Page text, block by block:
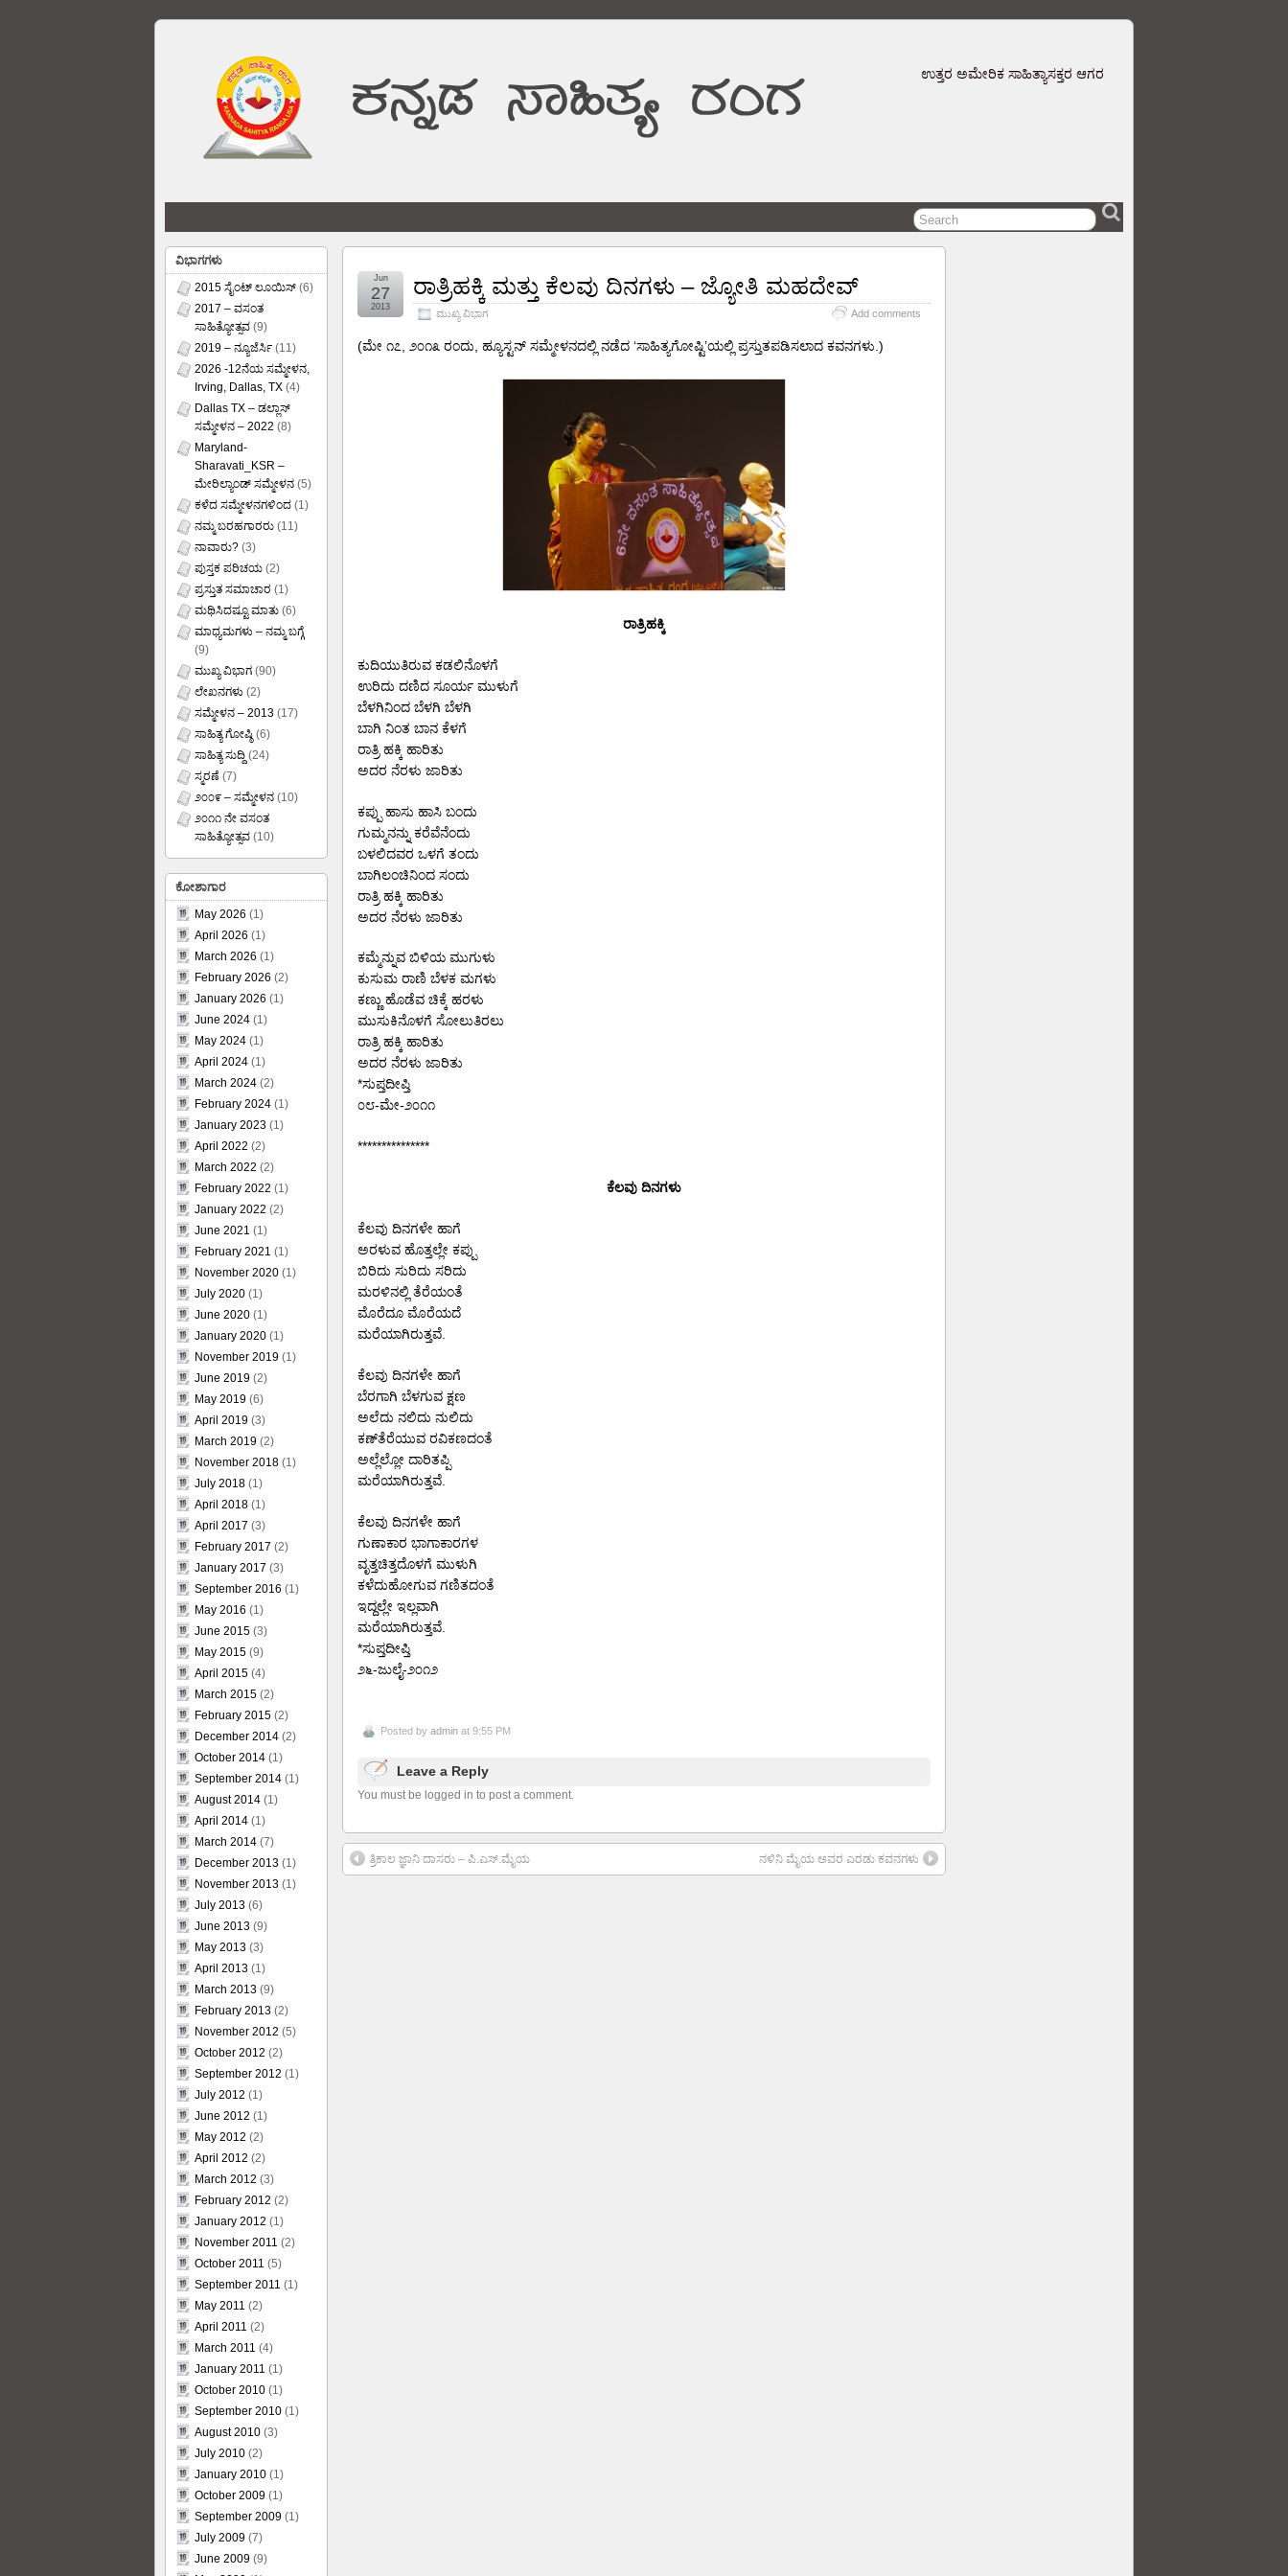
ಉತ್ತರ ಅಮೇರಿಕ ಸಾಹಿತ್ಯಾಸಕ್ತರ ಆಗರ
ರಾತ್ರಿಹಕ್ಕಿ ಮತ್ತು ಕೆಲವು ದಿನಗಳು – ಜ್ಯೋತಿ ಮಹದೇವ್
ಮುಖ್ಯ ವಿಭಾಗ Add comments
Jun
27
2013
(ಮೇ ೧೭, ೨೦೧೩ ರಂದು, ಹ್ಯೂಸ್ಟನ್ ಸಮ್ಮೇಳನದಲ್ಲಿ ನಡೆದ ‘ಸಾಹಿತ್ಯಗೋಷ್ಟಿ’ಯಲ್ಲಿ ಪ್ರಸ್ತುತಪಡಿಸಲಾದ ಕವನಗಳು.)
ರಾತ್ರಿಹಕ್ಕಿ
ಕುದಿಯುತಿರುವ ಕಡಲಿನೊಳಗೆ
ಉರಿದು ದಣಿದ ಸೂರ್ಯ ಮುಳುಗೆ
ಬೆಳಗಿನಿಂದ ಬೆಳಗಿ ಬೆಳಗಿ
ಬಾಗಿ ನಿಂತ ಬಾನ ಕೆಳಗೆ
ರಾತ್ರಿ ಹಕ್ಕಿ ಹಾರಿತು
ಅದರ ನೆರಳು ಜಾರಿತು
ಕಪ್ಪು ಹಾಸು ಹಾಸಿ ಬಂದು
ಗುಮ್ಮನನ್ನು ಕರೆವೆನೆಂದು
ಬಳಲಿದವರ ಒಳಗೆ ತಂದು
ಬಾಗಿಲಂಚಿನಿಂದ ಸಂದು
ರಾತ್ರಿ ಹಕ್ಕಿ ಹಾರಿತು
ಅದರ ನೆರಳು ಜಾರಿತು
ಕಮ್ಮೆನ್ನುವ ಬಿಳಿಯ ಮುಗುಳು
ಕುಸುಮ ರಾಣಿ ಬೆಳಕ ಮಗಳು
ಕಣ್ಣು ಹೊಡೆವ ಚಿಕ್ಕೆ ಹರಳು
ಮುಸುಕಿನೊಳಗೆ ಸೋಲುತಿರಲು
ರಾತ್ರಿ ಹಕ್ಕಿ ಹಾರಿತು
ಅದರ ನೆರಳು ಜಾರಿತು
*ಸುಪ್ತದೀಪ್ತಿ
೦೮-ಮೇ-೨೦೧೧
***************
ಕೆಲವು ದಿನಗಳು
ಕೆಲವು ದಿನಗಳೇ ಹಾಗೆ
ಅರಳುವ ಹೊತ್ತಲ್ಲೇ ಕಪ್ಪು
ಬಿರಿದು ಸುರಿದು ಸರಿದು
ಮರಳಿನಲ್ಲಿ ತೆರೆಯಂತೆ
ಮೊರೆದೂ ಮೊರೆಯದೆ
ಮರೆಯಾಗಿರುತ್ತವೆ.
ಕೆಲವು ದಿನಗಳೇ ಹಾಗೆ
ಬೆರಗಾಗಿ ಬೆಳಗುವ ಕ್ಷಣ
ಅಲೆದು ನಲಿದು ನುಲಿದು
ಕಣ್‌ತೆರೆಯುವ ರವಿಕಣದಂತೆ
ಅಲ್ಲೆಲ್ಲೋ ದಾರಿತಪ್ಪಿ
ಮರೆಯಾಗಿರುತ್ತವೆ.
ಕೆಲವು ದಿನಗಳೇ ಹಾಗೆ
ಗುಣಾಕಾರ ಭಾಗಾಕಾರಗಳ
ವೃತ್ತಚಿತ್ತದೊಳಗೆ ಮುಳುಗಿ
ಕಳೆದುಹೋಗುವ ಗಣಿತದಂತೆ
ಇದ್ದಲ್ಲೇ ಇಲ್ಲವಾಗಿ
ಮರೆಯಾಗಿರುತ್ತವೆ.
*ಸುಪ್ತದೀಪ್ತಿ
೨೬-ಜುಲೈ-೨೦೧೨
Posted by admin at 9:55 PM
Leave a Reply
You must be logged in to post a comment.
ತ್ರಿಕಾಲ ಜ್ಞಾನಿ ದಾಸರು – ಪಿ.ಎಸ್.ಮೈಯ ನಳಿನಿ ಮೈಯ ಅವರ ಎರಡು ಕವನಗಳು
ವಿಭಾಗಗಳು
2015 ಸೈಂಟ್ ಲೂಯಿಸ್ (6)
2017 – ವಸಂತ
ಸಾಹಿತ್ಯೋತ್ಸವ (9)
2019 – ನ್ಯೂಜೆರ್ಸಿ (11)
2026 -12ನೆಯ ಸಮ್ಮೇಳನ,
Irving, Dallas, TX (4)
Dallas TX – ಡಲ್ಲಾಸ್
ಸಮ್ಮೇಳನ – 2022 (8)
Maryland-
Sharavati_KSR –
ಮೇರಿಲ್ಯಾಂಡ್ ಸಮ್ಮೇಳನ (5)
ಕಳೆದ ಸಮ್ಮೇಳನಗಳಿಂದ (1)
ನಮ್ಮ ಬರಹಗಾರರು (11)
ನಾವಾರು? (3)
ಪುಸ್ತಕ ಪರಿಚಯ (2)
ಪ್ರಸ್ತುತ ಸಮಾಚಾರ (1)
ಮಥಿಸಿದಷ್ಟೂ ಮಾತು (6)
ಮಾಧ್ಯಮಗಳು – ನಮ್ಮ ಬಗ್ಗೆ
(9)
ಮುಖ್ಯ ವಿಭಾಗ (90)
ಲೇಖನಗಳು (2)
ಸಮ್ಮೇಳನ – 2013 (17)
ಸಾಹಿತ್ಯ ಗೋಷ್ಠಿ (6)
ಸಾಹಿತ್ಯ ಸುದ್ದಿ (24)
ಸ್ಮರಣೆ (7)
೨೦೦೯ – ಸಮ್ಮೇಳನ (10)
೨೦೧೧ ನೇ ವಸಂತ
ಸಾಹಿತ್ಯೋತ್ಸವ (10)
ಕೋಶಾಗಾರ
May 2026 (1)
April 2026 (1)
March 2026 (1)
February 2026 (2)
January 2026 (1)
June 2024 (1)
May 2024 (1)
April 2024 (1)
March 2024 (2)
February 2024 (1)
January 2023 (1)
April 2022 (2)
March 2022 (2)
February 2022 (1)
January 2022 (2)
June 2021 (1)
February 2021 (1)
November 2020 (1)
July 2020 (1)
June 2020 (1)
January 2020 (1)
November 2019 (1)
June 2019 (2)
May 2019 (6)
April 2019 (3)
March 2019 (2)
November 2018 (1)
July 2018 (1)
April 2018 (1)
April 2017 (3)
February 2017 (2)
January 2017 (3)
September 2016 (1)
May 2016 (1)
June 2015 (3)
May 2015 (9)
April 2015 (4)
March 2015 (2)
February 2015 (2)
December 2014 (2)
October 2014 (1)
September 2014 (1)
August 2014 (1)
April 2014 (1)
March 2014 (7)
December 2013 (1)
November 2013 (1)
July 2013 (6)
June 2013 (9)
May 2013 (3)
April 2013 (1)
March 2013 (9)
February 2013 (2)
November 2012 (5)
October 2012 (2)
September 2012 (1)
July 2012 (1)
June 2012 (1)
May 2012 (2)
April 2012 (2)
March 2012 (3)
February 2012 (2)
January 2012 (1)
November 2011 (2)
October 2011 (5)
September 2011 (1)
May 2011 (2)
April 2011 (2)
March 2011 (4)
January 2011 (1)
October 2010 (1)
September 2010 (1)
August 2010 (3)
July 2010 (2)
January 2010 (1)
October 2009 (1)
September 2009 (1)
July 2009 (7)
June 2009 (9)